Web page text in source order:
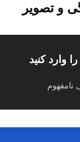
و تصویر
وارد کنید
نامفهوم